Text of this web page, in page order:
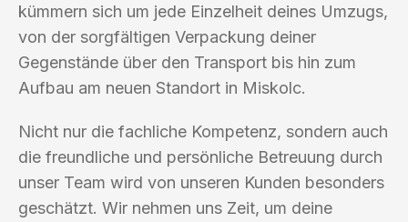
kümmern sich um jede Einzelheit deines Umzugs,
von der sorgfältigen Verpackung deiner
Gegenstände über den Transport bis hin zum
Aufbau am neuen Standort in Miskolc.
Nicht nur die fachliche Kompetenz, sondern auch
die freundliche und persönliche Betreuung durch
unser Team wird von unseren Kunden besonders
geschätzt. Wir nehmen uns Zeit, um deine